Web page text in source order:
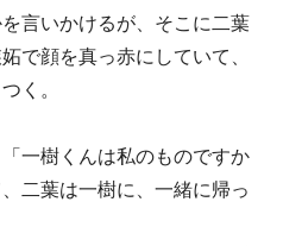
言いかけるが、そこに二葉
で顔を真っ赤にしていて、
く。
一樹くんは私のものですか
二葉は一樹に、一緒に帰っ